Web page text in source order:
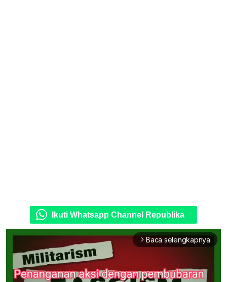
Ikuti Whatsapp Channel Republika
arrow_forward_ios Baca selengkapnya